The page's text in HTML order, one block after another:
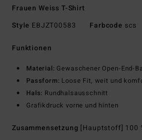
Frauen Weiss T-Shirt
Style EBJZT00583 Farbcode scs
Funktionen
Material: Gewaschener Open-End-
Passform: Loose Fit, weit und
Hals: Rundhalsausschnitt
Grafikdruck vorne und hinten
Zusammensetzung [Hauptstoff] 100